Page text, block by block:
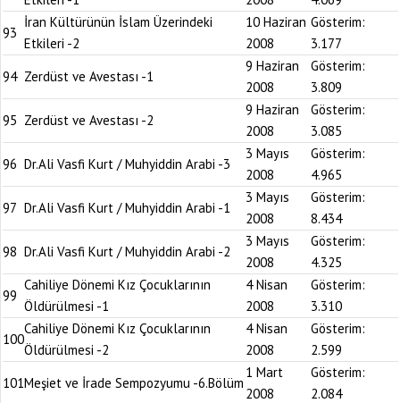
93
İran Kültürünün İslam Üzerindeki
Etkileri -2
10 Haziran
2008
Gösterim:
3.177
94 Zerdüst ve Avestası -1
9 Haziran
2008
Gösterim:
3.809
95 Zerdüst ve Avestası -2
9 Haziran
2008
Gösterim:
3.085
96 Dr.Ali Vasfi Kurt / Muhyiddin Arabi -3
3 Mayıs
2008
Gösterim:
4.965
97 Dr.Ali Vasfi Kurt / Muhyiddin Arabi -1
3 Mayıs
2008
Gösterim:
8.434
98 Dr.Ali Vasfi Kurt / Muhyiddin Arabi -2
3 Mayıs
2008
Gösterim:
4.325
99
Cahiliye Dönemi Kız Çocuklarının
Öldürülmesi -1
4 Nisan
2008
Gösterim:
3.310
100
Cahiliye Dönemi Kız Çocuklarının
Öldürülmesi -2
4 Nisan
2008
Gösterim:
2.599
101Meşiet ve İrade Sempozyumu -6.Bölüm
1 Mart
2008
Gösterim:
2.084